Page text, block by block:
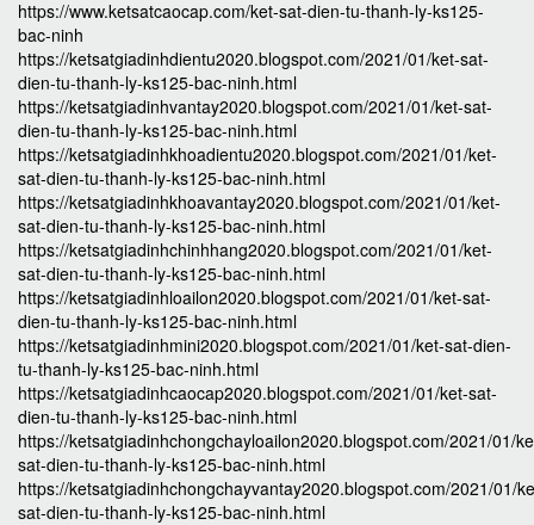
https://www.ketsatcaocap.com/ket-sat-dien-tu-thanh-ly-ks125-
bac-ninh
https://ketsatgiadinhdientu2020.blogspot.com/2021/01/ket-sat-
dien-tu-thanh-ly-ks125-bac-ninh.html
https://ketsatgiadinhvantay2020.blogspot.com/2021/01/ket-sat-
dien-tu-thanh-ly-ks125-bac-ninh.html
https://ketsatgiadinhkhoadientu2020.blogspot.com/2021/01/ket-
sat-dien-tu-thanh-ly-ks125-bac-ninh.html
https://ketsatgiadinhkhoavantay2020.blogspot.com/2021/01/ket-
sat-dien-tu-thanh-ly-ks125-bac-ninh.html
https://ketsatgiadinhchinhhang2020.blogspot.com/2021/01/ket-
sat-dien-tu-thanh-ly-ks125-bac-ninh.html
https://ketsatgiadinhloailon2020.blogspot.com/2021/01/ket-sat-
dien-tu-thanh-ly-ks125-bac-ninh.html
https://ketsatgiadinhmini2020.blogspot.com/2021/01/ket-sat-dien-
tu-thanh-ly-ks125-bac-ninh.html
https://ketsatgiadinhcaocap2020.blogspot.com/2021/01/ket-sat-
dien-tu-thanh-ly-ks125-bac-ninh.html
https://ketsatgiadinhchongchayloailon2020.blogspot.com/2021/01/
sat-dien-tu-thanh-ly-ks125-bac-ninh.html
https://ketsatgiadinhchongchayvantay2020.blogspot.com/2021/01/
sat-dien-tu-thanh-ly-ks125-bac-ninh.html